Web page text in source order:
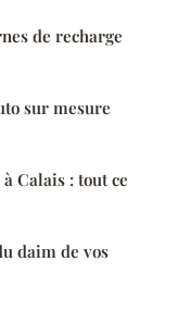
de recharge
sur mesure
Calais : tout ce
daim de vos